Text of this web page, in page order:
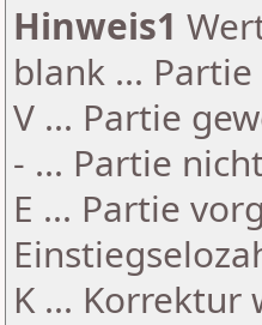
Hinweis1
blank ...
V ... Partie
- ... Partie
E ... Partie
K ... Korrektur